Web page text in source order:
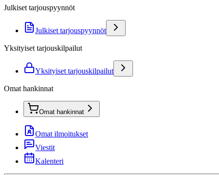
Julkiset tarjouspyynnöt
Julkiset tarjouspyynnöt
Yksityiset tarjouskilpailut
Yksityiset tarjouskilpailut
Omat hankinnat
Omat hankinnat
Omat ilmoitukset
Viestit
Kalenteri